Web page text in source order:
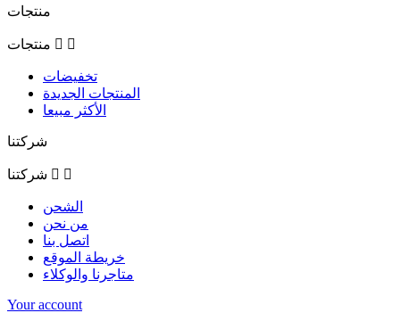
منتجات
منتجات  
تخفيضات
المنتجات الجديدة
الأكثر مبيعا
شركتنا
شركتنا  
الشحن
من نحن
اتصل بنا
خريطة الموقع
متاجرنا والوكلاء
Your account